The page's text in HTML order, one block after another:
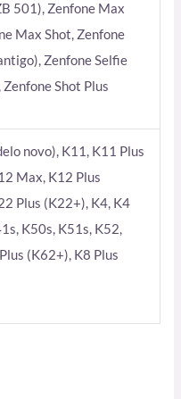
501), Zenfone Max
Max Shot, Zenfone
Zenfone Selfie
Shot Plus
novo), K11, K11 Plus
Max, K12 Plus
Plus (K22+), K4, K4
K50s, K51s, K52,
(K62+), K8 Plus